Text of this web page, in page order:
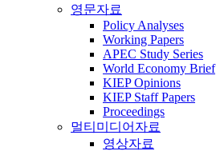
영문자료
Policy Analyses
Working Papers
APEC Study Series
World Economy Brief
KIEP Opinions
KIEP Staff Papers
Proceedings
멀티미디어자료
영상자료